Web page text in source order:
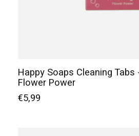
Happy Soaps Cleaning Tabs
Flower Power
€5,99